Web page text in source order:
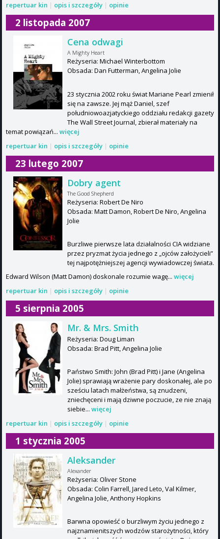
repertuar kin | opis i szczegóły | opinie
2 listopada 2007
Cena odwagi
A Mighty Heart
Reżyseria: Michael Winterbottom
Obsada: Dan Futterman, Angelina Jolie
23 stycznia 2002 roku świat Mariane Pearl zmienił
się na zawsze. Jej mąż Daniel, szef
południowoazjatyckiego oddziału redakcji gazety
The Wall Street Journal, zbierał materiały na
temat powiązań... więcej
repertuar kin | opis i szczegóły | opinie
23 lutego 2007
Dobry agent
The Good Shepherd
Reżyseria: Robert De Niro
Obsada: Matt Damon, Robert De Niro, Angelina
Jolie
Burzliwe pierwsze lata działalności CIA widziane
przez pryzmat życia jednego z „ojców założycieli”
tej najpotężniejszej agencji wywiadowczej świata.
Edward Wilson (Matt Damon) doskonale rozumie wagę... więcej
repertuar kin | opis i szczegóły | opinie
5 sierpnia 2005
Mr. & Mrs. Smith
Reżyseria: Doug Liman
Obsada: Brad Pitt, Angelina Jolie
Państwo Smith: John (Brad Pitt) i Jane (Angelina
Jolie) sprawiają wrażenie pary doskonałej, ale po
sześciu latach małżeństwa, są znudzeni,
zniechęceni i mają dziwne poczucie, ze nie znają
siebie... więcej
repertuar kin | opis i szczegóły | opinie
1 stycznia 2005
Aleksander
Alexander
Reżyseria: Oliver Stone
Obsada: Colin Farrell, Jared Leto, Val Kilmer,
Angelina Jolie, Anthony Hopkins
Barwna opowieść o burzliwym życiu jednego z
najznamienitszych wodzów starożytności, który